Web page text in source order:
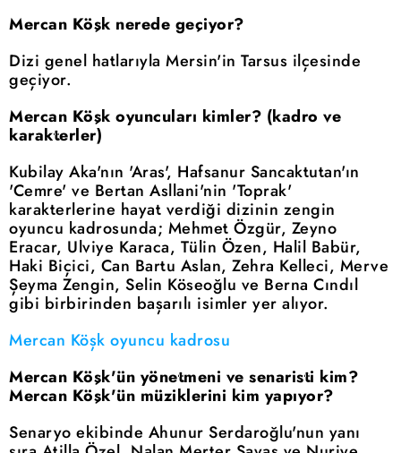
Mercan Köşk nerede geçiyor?
Dizi genel hatlarıyla Mersin'in Tarsus ilçesinde
geçiyor.
Mercan Köşk oyuncuları kimler? (kadro ve
karakterler)
Kubilay Aka'nın 'Aras', Hafsanur Sancaktutan'ın
'Cemre' ve Bertan Asllani'nin 'Toprak'
karakterlerine hayat verdiği dizinin zengin
oyuncu kadrosunda; Mehmet Özgür, Zeyno
Eracar, Ulviye Karaca, Tülin Özen, Halil Babür,
Haki Biçici, Can Bartu Aslan, Zehra Kelleci, Merve
Şeyma Zengin, Selin Köseoğlu ve Berna Cındıl
gibi birbirinden başarılı isimler yer alıyor.
Mercan Köşk oyuncu kadrosu
Mercan Köşk'ün yönetmeni ve senaristi kim?
Mercan Köşk'ün müziklerini kim yapıyor?
Senaryo ekibinde Ahunur Serdaroğlu'nun yanı